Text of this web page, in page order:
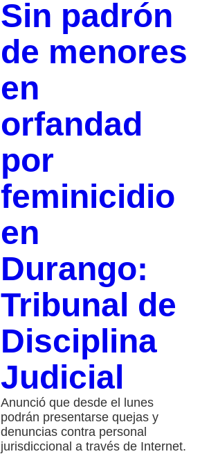
Sin padrón
de menores
en
orfandad
por
feminicidio
en
Durango:
Tribunal de
Disciplina
Judicial
Anunció que desde el lunes
podrán presentarse quejas y
denuncias contra personal
jurisdiccional a través de Internet.